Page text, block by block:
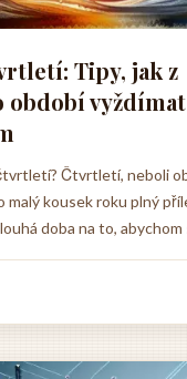
Tipy, jak z
období vyždímat
Čtvrtletí, neboli
malý kousek roku plný
doba na to, abychom
Zároveň je to